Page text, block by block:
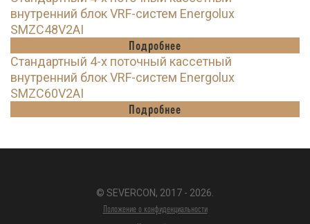
внутренний блок VRF-систем Energolux
SMZC48V2AI
Подробнее
Стандартный 4-х поточный кассетный
внутренний блок VRF-систем Energolux
SMZC60V2AI
Подробнее
© SEVERCON, 2017 - 2026.
Положение о конфиденциальности